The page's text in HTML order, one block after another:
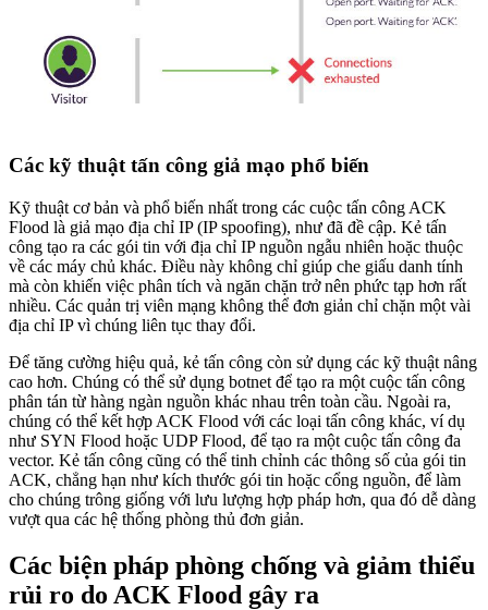
Các kỹ thuật tấn công giả mạo phổ biến
Kỹ thuật cơ bản và phổ biến nhất trong các cuộc tấn công ACK
Flood là giả mạo địa chỉ IP (IP spoofing), như đã đề cập. Kẻ tấn
công tạo ra các gói tin với địa chỉ IP nguồn ngẫu nhiên hoặc thuộc
về các máy chủ khác. Điều này không chỉ giúp che giấu danh tính
mà còn khiến việc phân tích và ngăn chặn trở nên phức tạp hơn rất
nhiều. Các quản trị viên mạng không thể đơn giản chỉ chặn một vài
địa chỉ IP vì chúng liên tục thay đổi.
Để tăng cường hiệu quả, kẻ tấn công còn sử dụng các kỹ thuật nâng
cao hơn. Chúng có thể sử dụng botnet để tạo ra một cuộc tấn công
phân tán từ hàng ngàn nguồn khác nhau trên toàn cầu. Ngoài ra,
chúng có thể kết hợp ACK Flood với các loại tấn công khác, ví dụ
như SYN Flood hoặc UDP Flood, để tạo ra một cuộc tấn công đa
vector. Kẻ tấn công cũng có thể tinh chỉnh các thông số của gói tin
ACK, chẳng hạn như kích thước gói tin hoặc cổng nguồn, để làm
cho chúng trông giống với lưu lượng hợp pháp hơn, qua đó dễ dàng
vượt qua các hệ thống phòng thủ đơn giản.
Các biện pháp phòng chống và giảm thiểu
rủi ro do ACK Flood gây ra